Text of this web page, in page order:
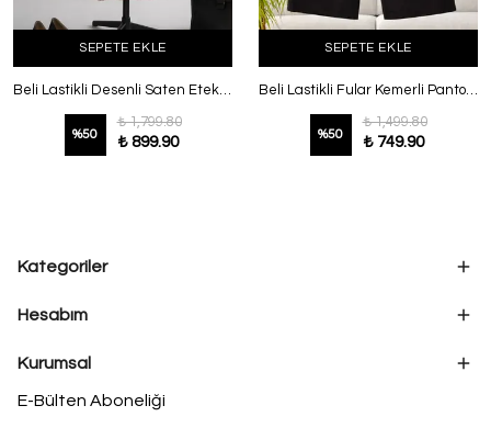
SEPETE EKLE
Beli Lastikli Desenli Saten Etek Sütlü Kahve
%50
₺ 1,799.80
₺ 899.90
SEPETE EKLE
Beli Lastikli Fular Kemerli Pantolon Siyah
%50
₺ 1,499.80
₺ 749.90
Kategoriler
Hesabım
Kurumsal
E-Bülten Aboneliği